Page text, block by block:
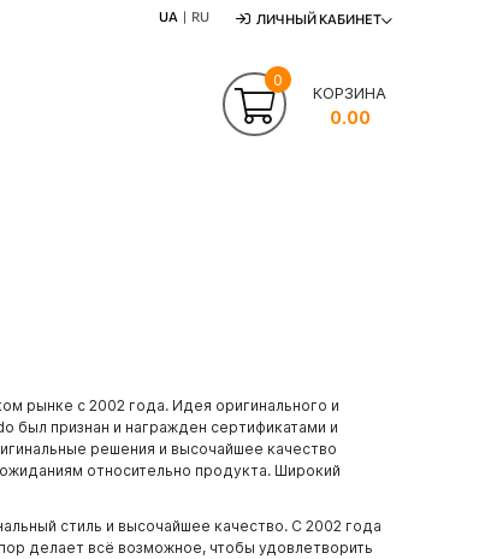
UA RU ЛИЧНЫЙ КАБИНЕТ
КОРЗИНА
0.00
0
рынке с 2002 года. Идея оригинального и
был признан и награжден сертификатами и
решения и высочайшее качество
относительно продукта. Широкий
стиль и высочайшее качество. С 2002 года
делает всё возможное, чтобы удовлетворить